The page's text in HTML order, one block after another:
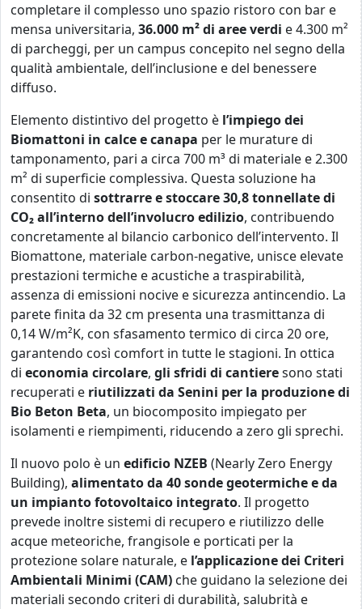
completare il complesso uno spazio ristoro con bar e
mensa universitaria, 36.000 m² di aree verdi e 4.300 m²
di parcheggi, per un campus concepito nel segno della
qualità ambientale, dell’inclusione e del benessere
diffuso.
Elemento distintivo del progetto è l’impiego dei
Biomattoni in calce e canapa per le murature di
tamponamento, pari a circa 700 m³ di materiale e 2.300
m² di superficie complessiva. Questa soluzione ha
consentito di sottrarre e stoccare 30,8 tonnellate di
CO₂ all’interno dell’involucro edilizio, contribuendo
concretamente al bilancio carbonico dell’intervento. Il
Biomattone, materiale carbon-negative, unisce elevate
prestazioni termiche e acustiche a traspirabilità,
assenza di emissioni nocive e sicurezza antincendio. La
parete finita da 32 cm presenta una trasmittanza di
0,14 W/m²K, con sfasamento termico di circa 20 ore,
garantendo così comfort in tutte le stagioni. In ottica
di economia circolare, gli sfridi di cantieresono stati
recuperati e riutilizzati da Senini per la produzione di
Bio Beton Beta, un biocomposito impiegato per
isolamenti e riempimenti, riducendo a zero gli sprechi.
Il nuovo polo è un edificio NZEB (Nearly Zero Energy
Building), alimentato da 40 sonde geotermiche e da
un impianto fotovoltaico integrato. Il progetto
prevede inoltre sistemi di recupero e riutilizzo delle
acque meteoriche, frangisole e porticati per la
protezione solare naturale, e l’applicazione dei Criteri
Ambientali Minimi (CAM) che guidano la selezione dei
materiali secondo criteri di durabilità, salubrità e